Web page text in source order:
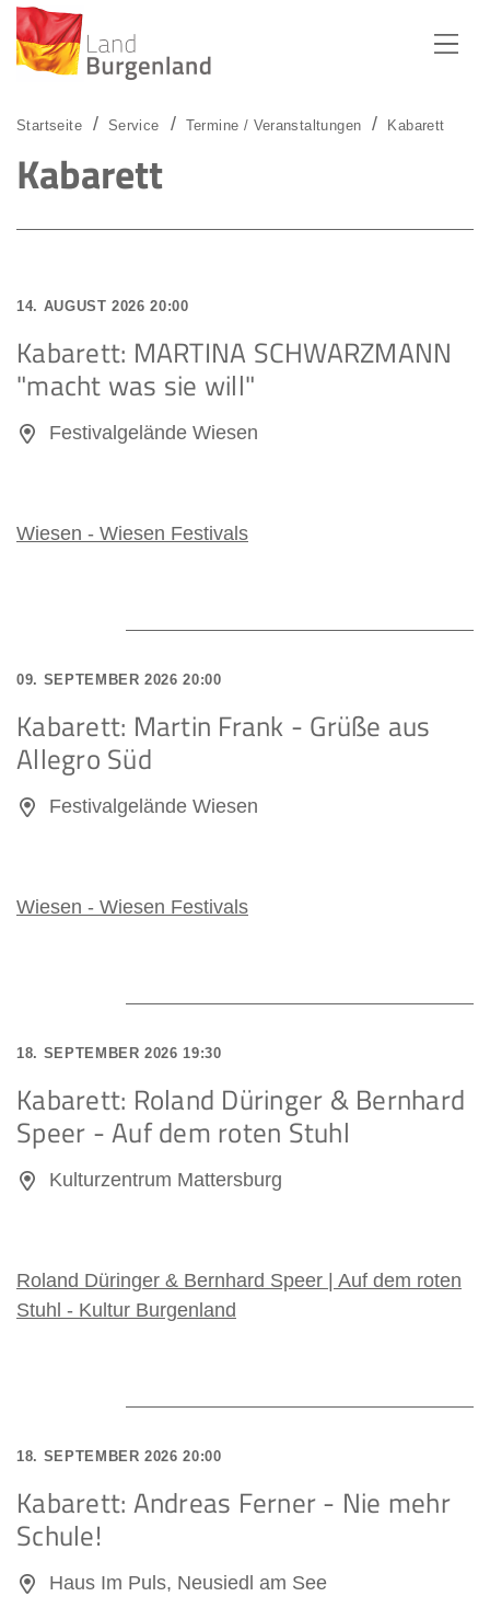
Startseite Service Termine / Veranstaltungen Kabarett
Kabarett
14. AUGUST 2026 20:00
Kabarett: MARTINA SCHWARZMANN
"macht was sie will"
Festivalgelände Wiesen
Wiesen - Wiesen Festivals
09. SEPTEMBER 2026 20:00
Kabarett: Martin Frank - Grüße aus
Allegro Süd
Festivalgelände Wiesen
Wiesen - Wiesen Festivals
18. SEPTEMBER 2026 19:30
Kabarett: Roland Düringer & Bernhard
Speer - Auf dem roten Stuhl
Kulturzentrum Mattersburg
Roland Düringer & Bernhard Speer | Auf dem roten
Stuhl - Kultur Burgenland
18. SEPTEMBER 2026 20:00
Kabarett: Andreas Ferner - Nie mehr
Schule!
Haus Im Puls, Neusiedl am See